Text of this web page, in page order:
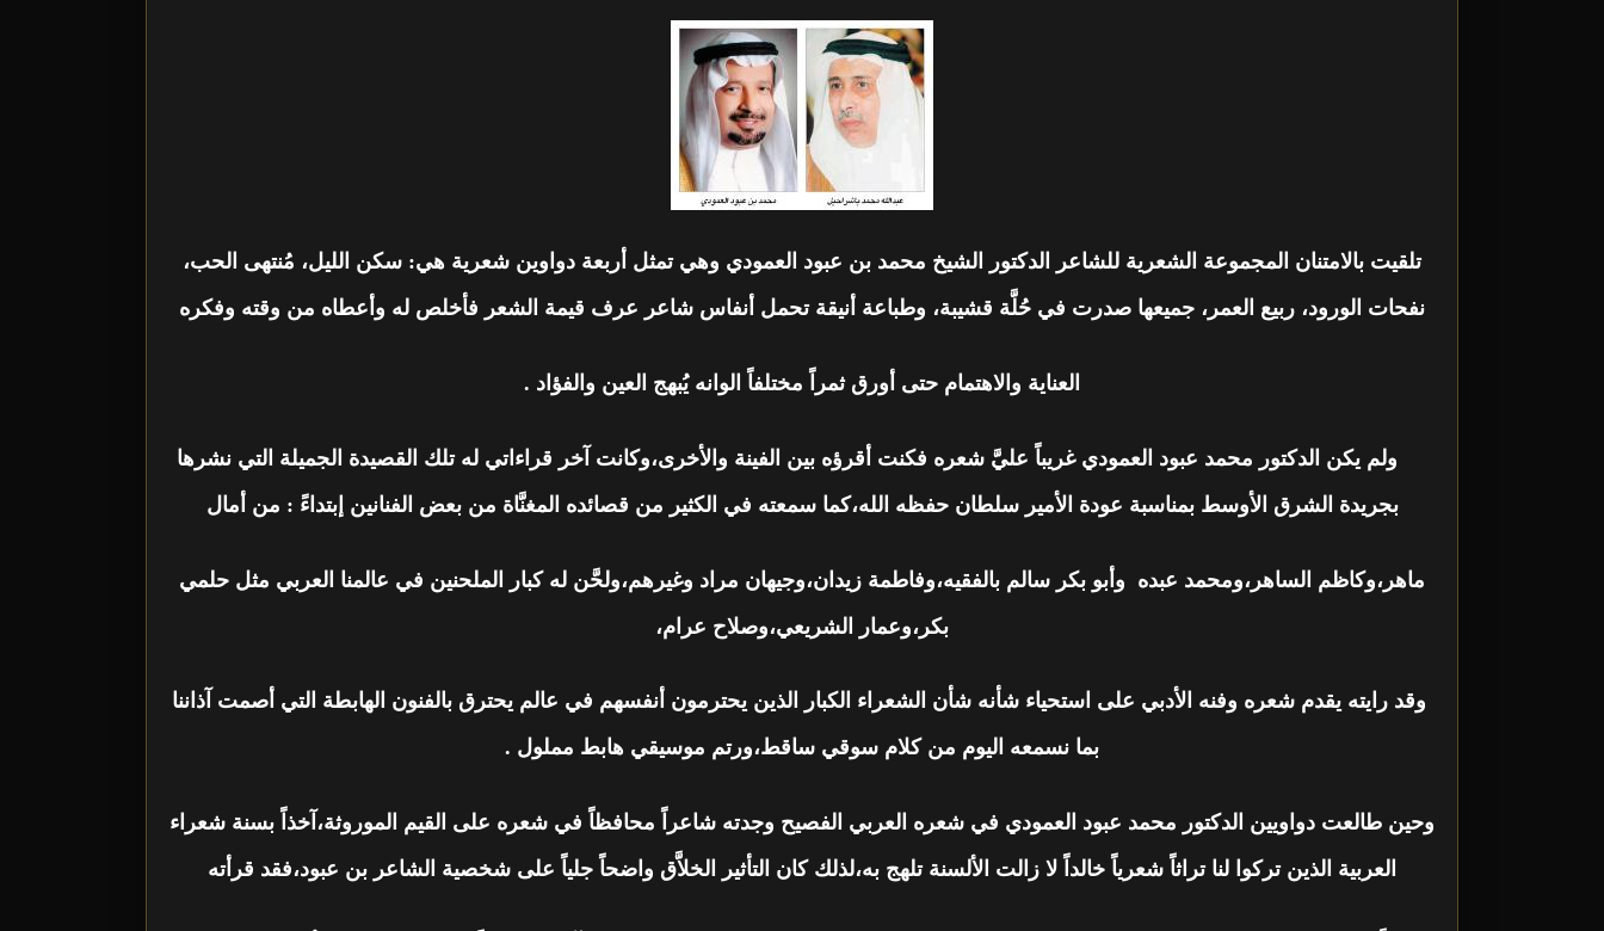
تلقيت بالامتنان المجموعة الشعرية للشاعر الدكتور الشيخ محمد بن عبود العمودي وهي تمثل أربعة دواوين شعرية هي: سكن الليل، مُنتهى الحب،
نفحات الورود، ربيع العمر، جميعها صدرت في حُلَّة قشيبة، وطباعة أنيقة تحمل أنفاس شاعر عرف قيمة الشعر فأخلص له وأعطاه من وقته وفكره
العناية والاهتمام حتى أورق ثمراً مختلفاً الوانه يُبهج العين والفؤاد .
ولم يكن الدكتور محمد عبود العمودي غريباً عليَّ شعره فكنت أقرؤه بين الفينة والأخرى،وكانت آخر قراءاتي له تلك القصيدة الجميلة التي نشرها
بجريدة الشرق الأوسط بمناسبة عودة الأمير سلطان حفظه الله،كما سمعته في الكثير من قصائده المغنَّاة من بعض الفنانين إبتداءً : من أمال
ماهر،وكاظم الساهر،ومحمد عبده وأبو بكر سالم بالفقيه،وفاطمة زيدان،وجيهان مراد وغيرهم،ولحَّن له كبار الملحنين في عالمنا العربي مثل حلمي
بكر،وعمار الشريعي،وصلاح عرام،
وقد رايته يقدم شعره وفنه الأدبي على استحياء شأنه شأن الشعراء الكبار الذين يحترمون أنفسهم في عالم يحترق بالفنون الهابطة التي أصمت آذاننا
بما نسمعه اليوم من كلام سوقي ساقط،ورتم موسيقي هابط مملول .
وحين طالعت دواويين الدكتور محمد عبود العمودي في شعره العربي الفصيح وجدته شاعراً محافظاً في شعره على القيم الموروثة،آخذاً بسنة شعراء
العربية الذين تركوا لنا تراثاً شعرياً خالداً لا زالت الألسنة تلهج به،لذلك كان التأثير الخلاَّق واضحاً جلياً على شخصية الشاعر بن عبود،فقد قرأته